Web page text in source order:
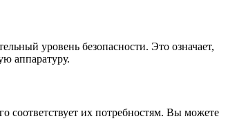
уровень безопасности. Это означает,
аппаратуру.
соответствует их потребностям. Вы можете